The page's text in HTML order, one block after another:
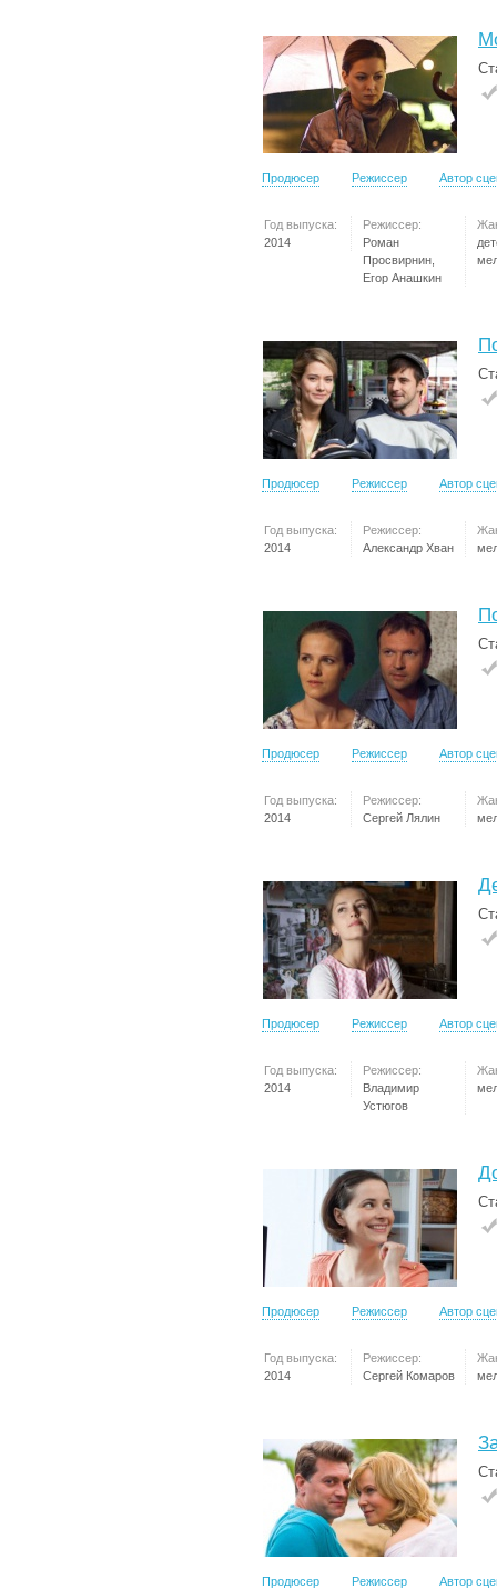
Продюсер Режиссер Автор
Год выпуска:
2014
Режиссер:
Роман
Просвирнин,
Егор Анашкин
Продюсер Режиссер Автор
Год выпуска:
2014
Режиссер:
Александр Хван
Продюсер Режиссер Автор
Год выпуска:
2014
Режиссер:
Сергей Лялин
Продюсер Режиссер Автор
Год выпуска:
2014
Режиссер:
Владимир
Устюгов
Продюсер Режиссер Автор
Год выпуска:
2014
Режиссер:
Сергей Комаров
Продюсер Режиссер Автор